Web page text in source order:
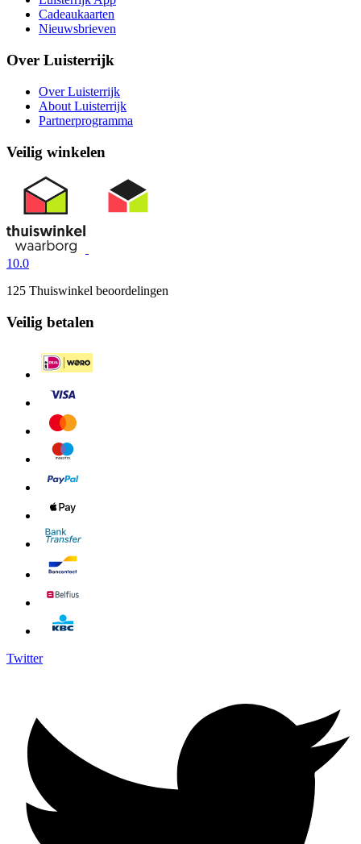
Cadeaukaarten
Nieuwsbrieven
Over Luisterrijk
Over Luisterrijk
About Luisterrijk
Partnerprogramma
Veilig winkelen
10.0
125 Thuiswinkel beoordelingen
Veilig betalen
Twitter